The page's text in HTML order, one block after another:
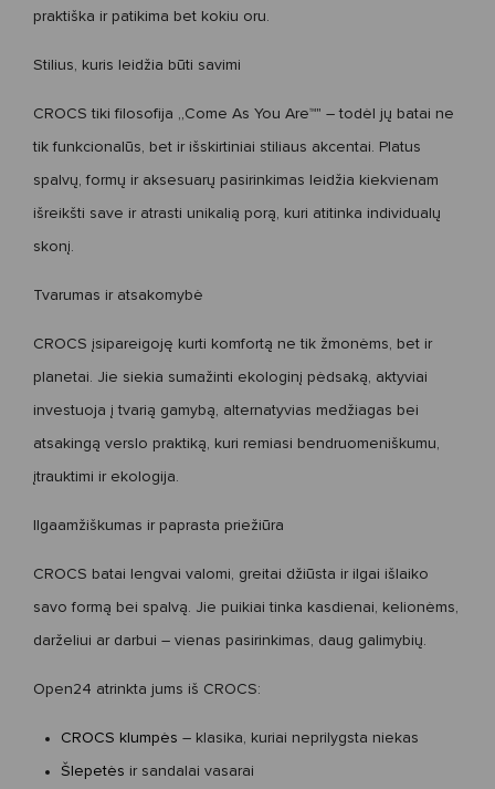
praktiška ir patikima bet kokiu oru.
Stilius, kuris leidžia būti savimi
CROCS tiki filosofija Come As You Are™" – todėl jų batai ne
tik funkcionalūs, bet ir išskirtiniai stiliaus akcentai. Platus
spalvų, formų ir aksesuarų pasirinkimas leidžia kiekvienam
išreikšti save ir atrasti unikalią porą, kuri atitinka individualų
skonį.
Tvarumas ir atsakomybė
CROCS įsipareigoję kurti komfortą ne tik žmonėms, bet ir
planetai. Jie siekia sumažinti ekologinį pėdsaką, aktyviai
investuoja į tvarią gamybą, alternatyvias medžiagas bei
atsakingą verslo praktiką , kuri remiasi bendruomeniškumu,
įtrauktimi ir ekologija.
Ilgaamžiškumas ir paprasta priežiūra
CROCS batai lengvai valomi, greitai džiūsta ir ilgai išlaiko
savo formą bei spalvą. Jie puikiai tinka kasdienai, kelionėms,
darželiui ar darbui – vienas pasirinkimas, daug galimybių.
Open24 atrinkta jums iš CROCS:
CROCS klumpės – klasika, kuriai neprilygsta niekas
Šlepetės ir sandalai vasarai